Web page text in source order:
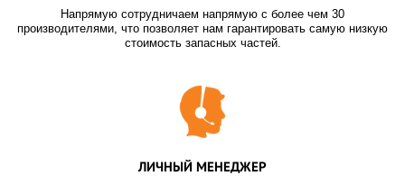
Напрямую сотрудничаем напрямую с более чем 30
производителями, что позволяет нам гарантировать самую низкую
стоимость запасных частей.
ЛИЧНЫЙ МЕНЕДЖЕР